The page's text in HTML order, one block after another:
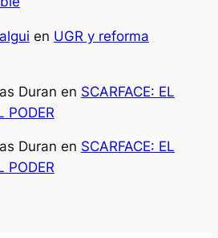
en UGR y reforma
Duran en SCARFACE: EL
PODER
Duran en SCARFACE: EL
PODER